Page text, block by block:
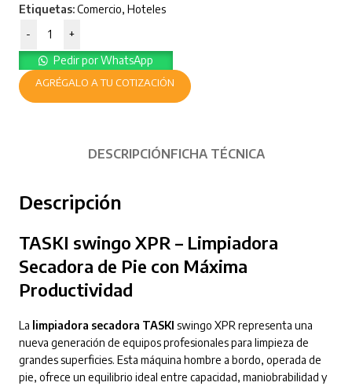
Etiquetas:Comercio, Hoteles
-
+
Pedir por WhatsApp
AGRÉGALO A TU COTIZACIÓN
DESCRIPCIÓNFICHA TÉCNICA
Descripción
TASKI swingo XPR – Limpiadora
Secadora de Pie con Máxima
Productividad
La limpiadora secadora TASKI swingo XPR representa una
nueva generación de equipos profesionales para limpieza de
grandes superficies. Esta máquina hombre a bordo, operada de
pie, ofrece un equilibrio ideal entre capacidad, maniobrabilidad y